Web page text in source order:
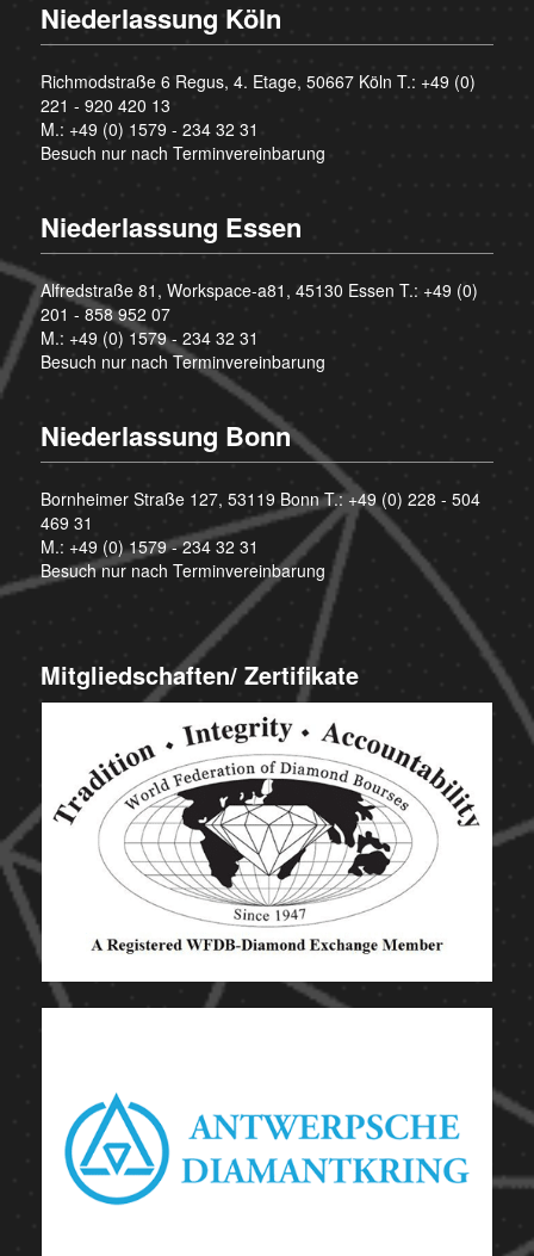
Niederlassung Köln
Richmodstraße 6 Regus, 4. Etage, 50667 Köln T.: +49 (0)
221 - 920 420 13
M.: +49 (0) 1579 - 234 32 31
Besuch nur nach Terminvereinbarung
Niederlassung Essen
Alfredstraße 81, Workspace-a81, 45130 Essen T.: +49 (0)
201 - 858 952 07
M.: +49 (0) 1579 - 234 32 31
Besuch nur nach Terminvereinbarung
Niederlassung Bonn
Bornheimer Straße 127, 53119 Bonn T.:+49 (0) 228 - 504
469 31
M.: +49 (0) 1579 - 234 32 31
Besuch nur nach Terminvereinbarung
Mitgliedschaften/ Zertifikate